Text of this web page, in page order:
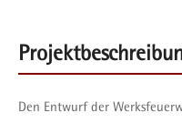
Den Entwurf der